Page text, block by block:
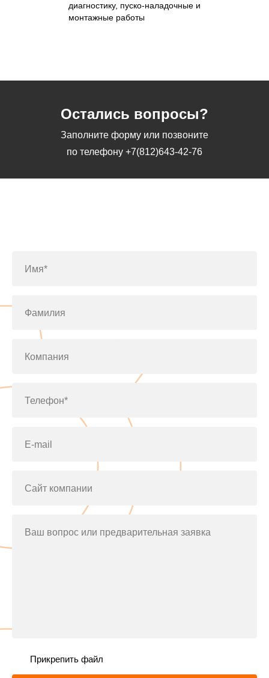
диагностику, пуско-наладочные и
монтажные работы
Остались вопросы?
Заполните форму или позвоните
по телефону +7(812)643-42-76
Имя*
Фамилия
Компания
Телефон*
E-mail
Сайт компании
Ваш вопрос или предварительная заявка
Прикрепить файл